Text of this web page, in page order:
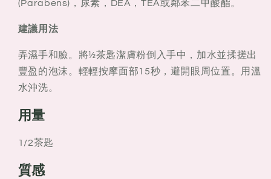
(Parabens)，尿素，DEA，TEA或鄰苯二甲酸酯。
建議用法
弄濕手和臉。將½茶匙潔膚粉倒入手中，加水並揉搓出
豐盈的泡沫。輕輕按摩面部15秒，避開眼周位置。用溫
水沖洗。
用量
1/2茶匙
質感